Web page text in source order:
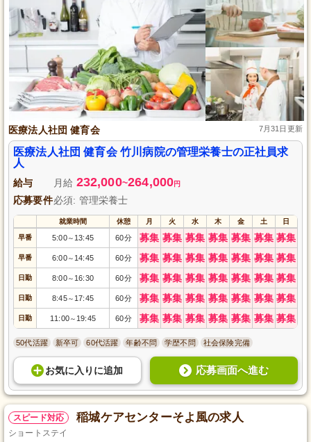
医療法人社団 健育会 7月31日更新
医療法人社団 健育会 竹川病院の管理栄養士の正社員求
人
給与 月給 232,000~264,000円
応募要件必須: 管理栄養士
就業時間 休憩 月 火 水 木 金 土 日
早番 5:00～ 13:45 60分 募集 募集 募集 募集 募集 募集 募集
早番 6:00～ 14:45 60分 募集 募集 募集 募集 募集 募集 募集
日勤 8:00～ 16:30 60分 募集 募集 募集 募集 募集 募集 募集
日勤 8:45～ 17:45 60分 募集 募集 募集 募集 募集 募集 募集
日勤 11:00～ 19:45 60分 募集 募集 募集 募集 募集 募集 募集
50代活躍 新卒可 60代活躍 年齢不問 学歴不問 社会保険完備
お気に入り に追加 応募画面へ進む
スピード対応 稲城ケアセンターそよ風の求人
ショートステイ